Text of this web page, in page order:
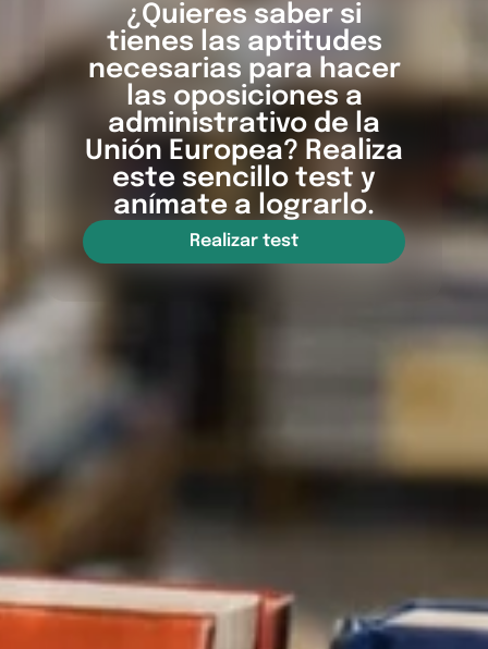
¿Quieres saber si
tienes las aptitudes
necesarias para hacer
las oposiciones a
administrativo de la
Unión Europea? Realiza
este sencillo test y
anímate a lograrlo.
Realizar test